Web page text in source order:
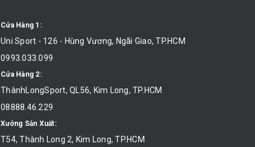
Cửa Hàng 1:
Uni Sport - 126 - Hùng Vương, Ngãi Giao, TP.HCM
0993.033.099
Cửa Hàng 2:
ThànhLongSport, QL56, Kim Long, TP.HCM
08888.46.229
Xưởng Sản Xuất:
T54, Thành Long 2, Kim Long, TP.HCM